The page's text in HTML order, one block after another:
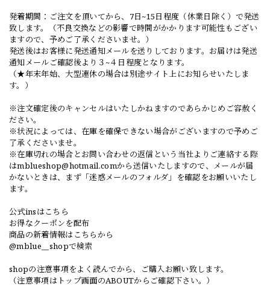
発着期間：ご注文を頂いてから、7日~15日程度（休業日除く）で発送
致します。（不良交換などの影響で時間がかかります可能性もござい
ますので、予めご了承くださいませ。）
発送後はお客様に発送通知メールを送りしております。お届けは発送
通知メールご確認後より３~４日程度となります。
（★年末年始、大型連休の場合は別途サイト上にお知らせいたしま
す。）
※注文確定後のキャンセルはいたしかねますのであらかじめご容赦く
ださい。
※状況によっては、在庫を確保できない場合がございますので予めご
了承くださいませ。
※在庫切れの場合とお問い合わせの返信という当社よりご連絡する際
はmblueshop@hotmail.comから送信いたしますので、メールが届
かないときは、まず「迷惑メールのフォルダ」を確認をお願いいたし
ます。
公式insはこちら
お得なクーポンを配布
商品の新着情報はこちらから
@mblue__shopで検索
shopの注意事項をよく読んでから、ご購入お願い致します。
（注意事項はトップ画面のABOUTからご確認下さい。）